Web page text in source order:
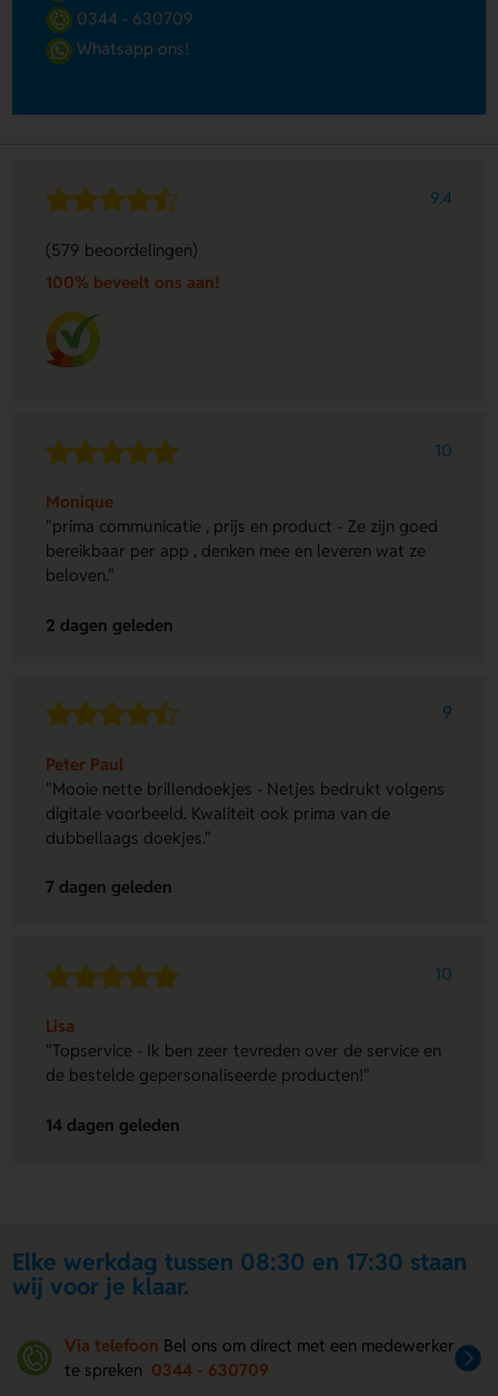
0344 - 630709
Whatsapp ons!
9.4
(579 beoordelingen)
100% beveelt ons aan!
10
Monique
"prima communicatie , prijs en product - Ze zijn goed
bereikbaar per app , denken mee en leveren wat ze
beloven."
2 dagen geleden
9
Peter Paul
"Mooie nette brillendoekjes - Netjes bedrukt volgens
digitale voorbeeld. Kwaliteit ook prima van de
dubbellaags doekjes."
7 dagen geleden
10
Lisa
"Topservice - Ik ben zeer tevreden over de service en
de bestelde gepersonaliseerde producten!"
14 dagen geleden
Elke werkdag tussen 08:30 en 17:30 staan
wij voor je klaar.
Via telefoon Bel ons om direct met een medewerker
te spreken 0344 - 630709